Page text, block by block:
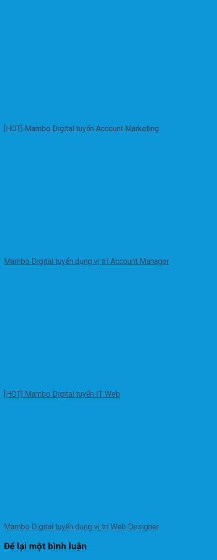
[HOT] Mambo Digital tuyển Account Marketing
Mambo Digital tuyển dụng vị trí Account Manager
[HOT] Mambo Digital tuyển IT Web
Mambo Digital tuyển dụng vị trí Web Designer
Để lại một bình luận